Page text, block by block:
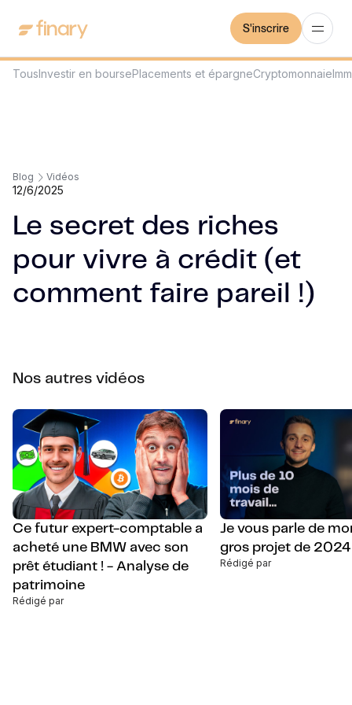
S'inscrire
TousInvestir en boursePlacements et épargneCryptomonnaie
Blog Vidéos
12/6/2025
Le secret des riches
pour vivre à crédit (et
comment faire pareil !)
Nos autres vidéos
Ce futur expert-comptable a
acheté une BMW avec son
prêt étudiant ! - Analyse de
patrimoine
Rédigé par
Je vous parle de
gros projet de 2024
Rédigé par